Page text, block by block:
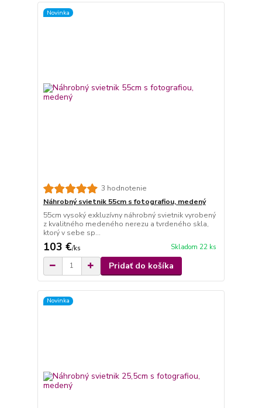
Novinka
3 hodnotenie
Náhrobný svietnik 55cm s fotografiou, medený
55cm vysoký exkluzívny náhrobný svietnik vyrobený
z kvalitného medeného nerezu a tvrdeného skla,
ktorý v sebe sp...
103 €/ks Skladom 22 ks
Pridať do košíka
Novinka